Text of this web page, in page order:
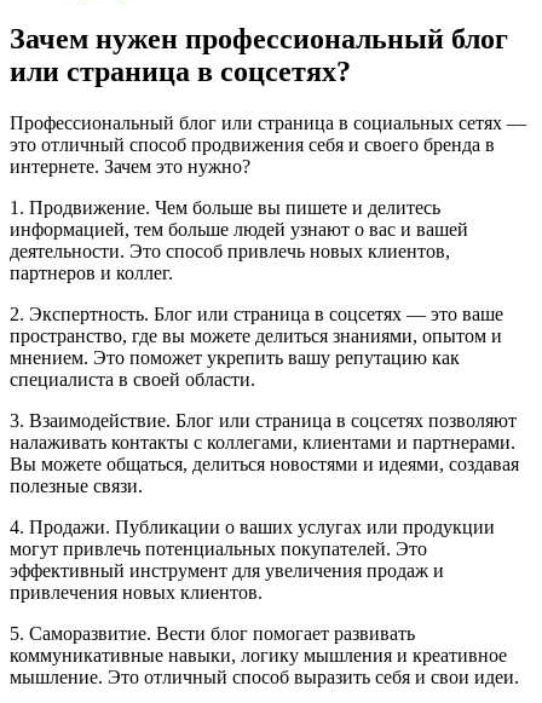
Зачем нужен профессиональный блог
или страница в соцсетях?
Профессиональный блог или страница в социальных сетях —
это отличный способ продвижения себя и своего бренда в
интернете. Зачем это нужно?
1. Продвижение. Чем больше вы пишете и делитесь
информацией, тем больше людей узнают о вас и вашей
деятельности. Это способ привлечь новых клиентов,
партнеров и коллег.
2. Экспертность. Блог или страница в соцсетях — это ваше
пространство, где вы можете делиться знаниями, опытом и
мнением. Это поможет укрепить вашу репутацию как
специалиста в своей области.
3. Взаимодействие. Блог или страница в соцсетях позволяют
налаживать контакты с коллегами, клиентами и партнерами.
Вы можете общаться, делиться новостями и идеями, создавая
полезные связи.
4. Продажи. Публикации о ваших услугах или продукции
могут привлечь потенциальных покупателей. Это
эффективный инструмент для увеличения продаж и
привлечения новых клиентов.
5. Саморазвитие. Вести блог помогает развивать
коммуникативные навыки, логику мышления и креативное
мышление. Это отличный способ выразить себя и свои идеи.